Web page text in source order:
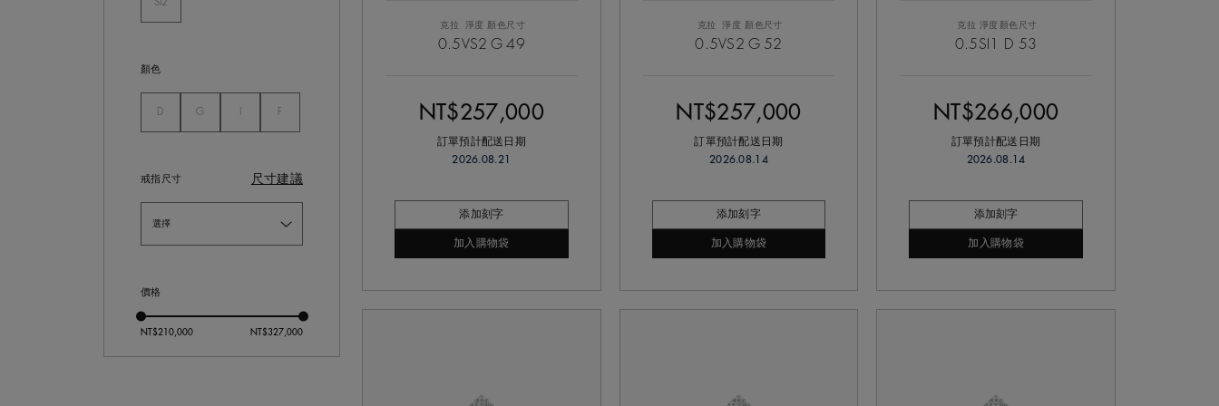
SI2
顏色
D未選 G未選 F
戒指尺寸 尺寸建議
價格
克拉
0.5
淨度
VS2
顏色
G
尺寸
49
NT$257,000
訂單預計配送日期
2026.08.21
添加刻字
加入購物袋
克拉
0.5
淨度
VS2
顏色
G
尺寸
52
NT$257,000
訂單預計配送日期
2026.08.14
添加刻字
加入購物袋
克拉
0.5
淨度
SI1
顏色
D
尺寸
53
NT$266,000
訂單預計配送日期
2026.08.14
添加刻字
加入購物袋